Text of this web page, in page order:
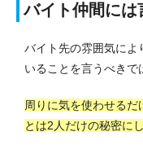
バイト仲間には
バイト先の雰囲気によ
いることを言うべきで
周りに気を使わせるだ
とは2人だけの秘密に